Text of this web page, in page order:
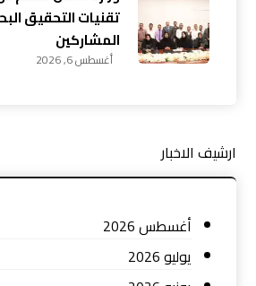
تقنيات التحقيق
المشاركين
أغسطس 6, 2026
ارشيف الاخبار
أغسطس 2026
يوليو 2026